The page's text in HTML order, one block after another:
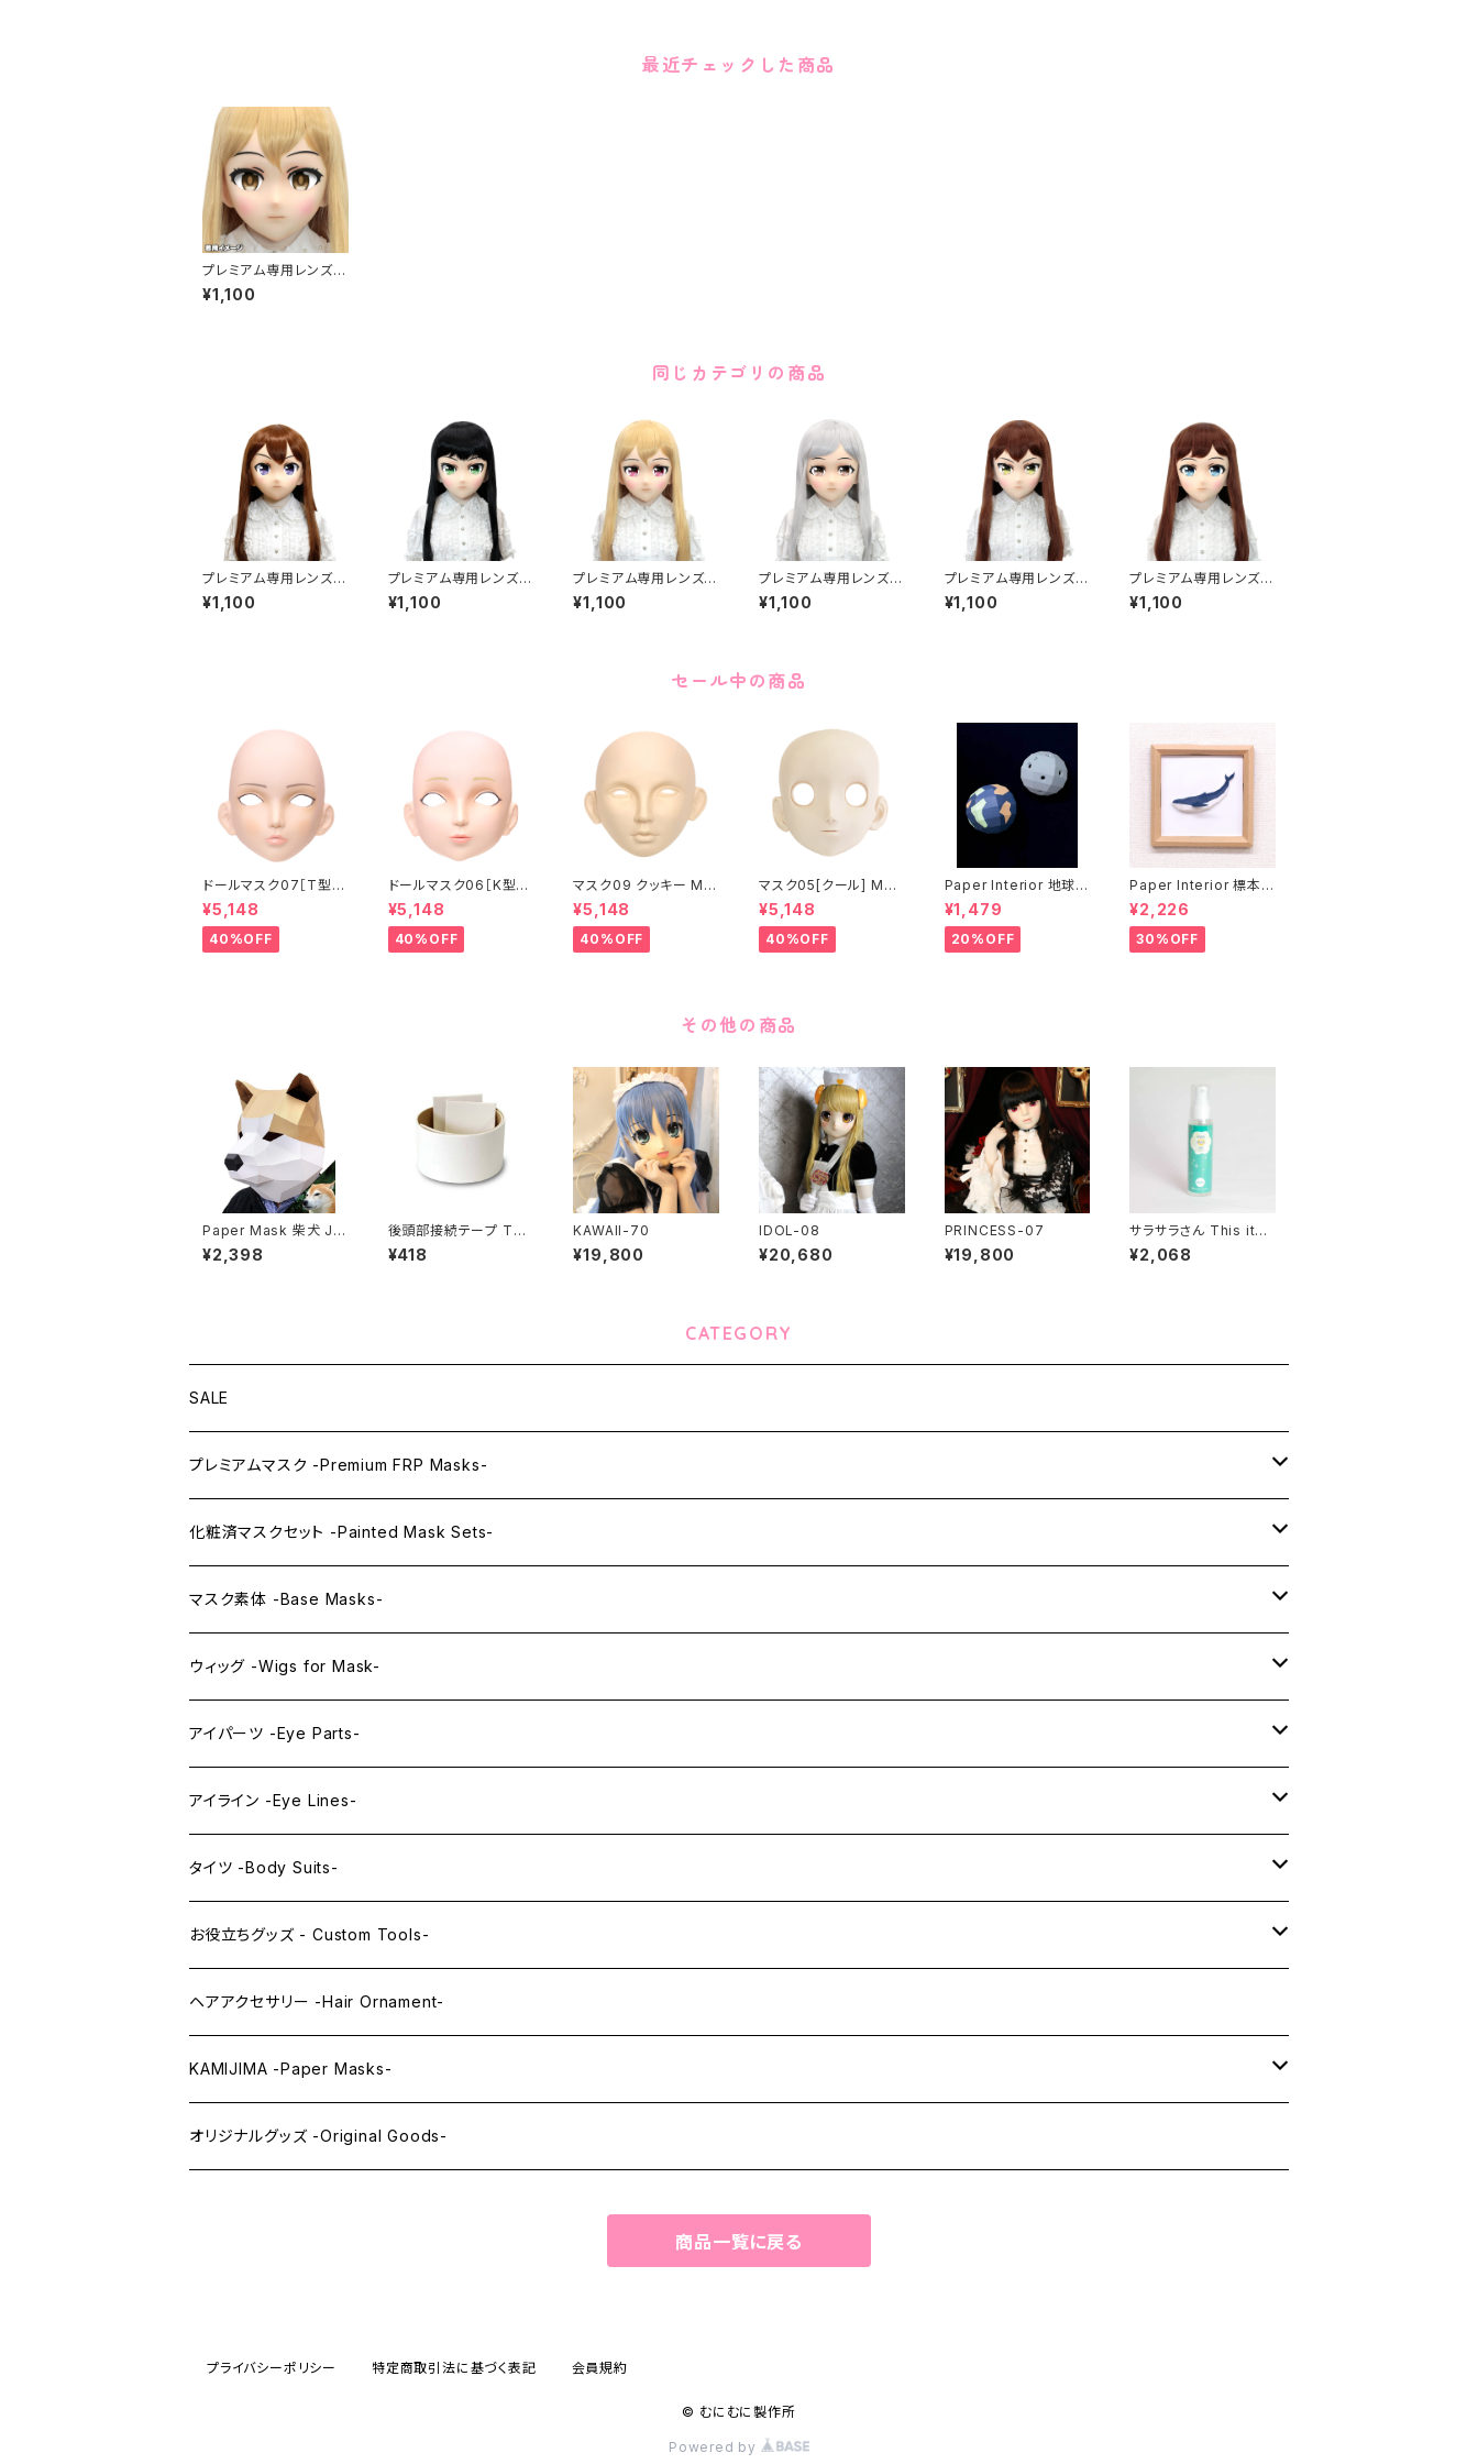
最近チェックした商品
プレミアム専用レンズア
イ し-ブラウン Premiu
m Lens Eye SHI-Bro
¥1,100
同じカテゴリの商品
プレミアム専用レンズア
イ た-パープル Premiu
m Lens Eye TA-Pur
¥1,100
プレミアム専用レンズア
イ た-グリーン Premiu
m Lens Eye TA-Gre
¥1,100
プレミアム専用レンズア
イ た-レッド Premium
Lens Eye TA-Red
¥1,100
プレミアム専用レンズア
イ た-ブラウン Premiu
m Lens Eye TA-Bro
¥1,100
プレミアム専用レンズア
イ た-イエロー Premi
um Lens Eye TA-Yel
¥1,100
プレミアム専用レンズア
イ た-ブルー Premium
Lens Eye TA-Blue
¥1,100
セール中の商品
ドールマスク07［T型］
化粧目穴処理済 MASK
07 [DOLL T] Openin
g eye hole and mak
e up
¥5,148
40%OFF
ドールマスク06［K型］
化粧目穴処理 MASK0
6 [DOLL K] Opening
eye hole and make
up
¥5,148
40%OFF
マスク09 クッキー MA
SK09 “COOKIE”
¥5,148
40%OFF
マスク05[クール] MAS
K05[COOL]
¥5,148
40%OFF
Paper Interior 地球と
月 earth and moon
¥1,479
20%OFF
Paper Interior 標本
クジラ specimen wh
ale
¥2,226
30%OFF
その他の商品
Paper Mask 柴犬 Ja
panese dog
¥2,398
後頭部接続テープ The
tape of connecting
back of the head p
¥418
KAWAII-70
¥19,800
IDOL-08
¥20,680
PRINCESS-07
¥19,800
サラサラさん This ite
m can not ship over
seas
¥2,068
CATEGORY
SALE
プレミアムマスク -Premium FRP Masks-
KAWAII PREMIUM Mask & Wig Sets
プレミアムマスク素体-Premium base masks-
プレミアムウィッグ -Premium Wigs-
プレミアムレンズアイ -Premium Lens eye-
化粧済マスクセット -Painted Mask Sets-
KAWAII EX series
KAWAII series
IDOL series
PRINCESS series
KAWAII Little series
マスク素体 -Base Masks-
アニメマスク -Anime Masks-
ドールマスク -Doll Masks-
ウィッグ -Wigs for Mask-
ロング -Long-
ミドル -Middle-
アイパーツ -Eye Parts-
レンズアイ -Lens Eyes-
レンズアイ
レンズアイEX
クリスタルアイ -Crystal Eyes-
アイライン -Eye Lines-
アイラインステッカー -Eye Line Stickers-
まゆ毛 -Eyebrows-
まつ毛 -Eyelash-
タイツ -Body Suits-
全身タイツ -Full Body Suits-
上半身タイツ -Upper Body Suits-
お役立ちグッズ - Custom Tools-
カスタム用品 -Custom Tools-
ウィッグメンテナンス -Wig Maintenance-
ヘアアクセサリー -Hair Ornament-
KAMIJIMA -Paper Masks-
ペーパーマスク -Paper Masks-
オリジナルグッズ -Original Goods-
商品一覧に戻る
プライバシーポリシー 特定商取引法に基づく表記 会員規約
© むにむに製作所
Powered by